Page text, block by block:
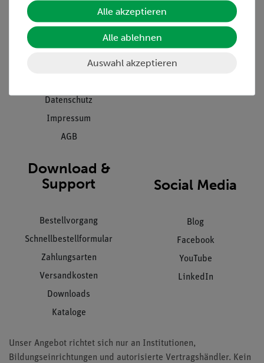
Projekte und Lösungen
Presse
Datenschutz
Impressum
AGB
Beratung & Showroom
Inventarisierungs- &
Inbetriebnahme & Schulungen
Download &
Support
Bestellvorgang
Schnellbestellformular
Zahlungsarten
Versandkosten
Downloads
Kataloge
Social Media
Blog
Facebook
YouTube
LinkedIn
Unser Angebot richtet sich nur an Institutionen,
Bildungseinrichtungen und autorisierte Vertragshändler. Kein
Alle akzeptieren
Alle ablehnen
Auswahl akzeptieren